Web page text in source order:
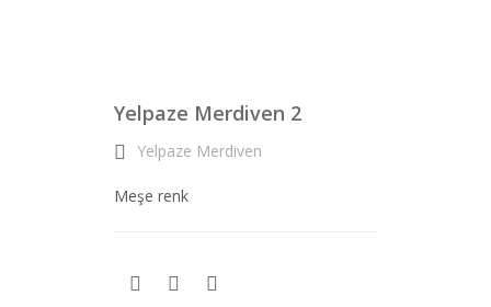
Yelpaze Merdiven 2
Yelpaze Merdiven
Meşe renk